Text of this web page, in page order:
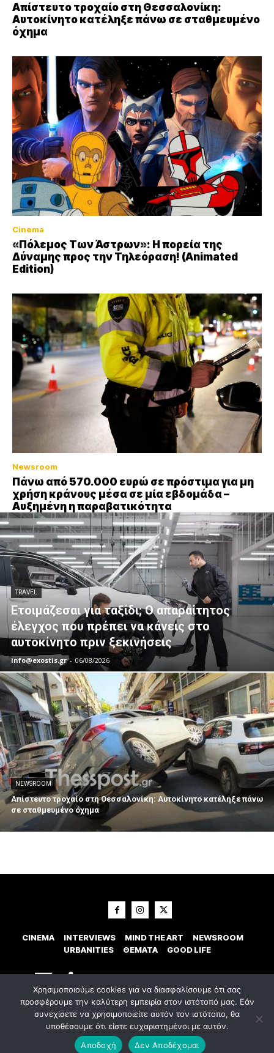
Απίστευτο τροχαίο στη Θεσσαλονίκη:
Αυτοκίνητο κατέληξε πάνω σε σταθμευμένο
όχημα
Cinema
«Πόλεμος Των Άστρων»: Η πορεία της
Δύναμης προς την Τηλεόραση! (Animated
Edition)
Newsroom
Πάνω από 570.000 ευρώ σε πρόστιμα για μη
χρήση κράνους μέσα σε μία εβδομάδα –
Αυξημένη η παραβατικότητα
TRAVEL
Ετοιμάζεσαι για ταξίδι; Ο απαραίτητος
έλεγχος που πρέπει να κάνεις στο
αυτοκίνητο πριν ξεκινήσεις
info@exostis.gr - 06/08/2026
NEWSROOM
Απίστευτο τροχαίο στη Θεσσαλονίκη: Αυτοκίνητο κατέληξε πάνω
σε σταθμευμένο όχημα
CINEMA INTERVIEWS MIND THE ART
NEWSROOM
URBANITIES
ΘΕΜΑΤΑ GOOD LIFE
© 2023 Εxostispress - All right reserved. Κατασκευή Ιστοσελίδας
digital agency
Οροι χρήσης
Χρησιμοποιούμε cookies για να διασφαλίσουμε ότι σας
προσφέρουμε την καλύτερη εμπειρία στον ιστότοπό μας. Εάν
συνεχίσετε να χρησιμοποιείτε αυτόν τον ιστότοπο, θα
υποθέσουμε ότι είστε ευχαριστημένοι με αυτόν.
Αποδοχή
Δεν Αποδέχομαι